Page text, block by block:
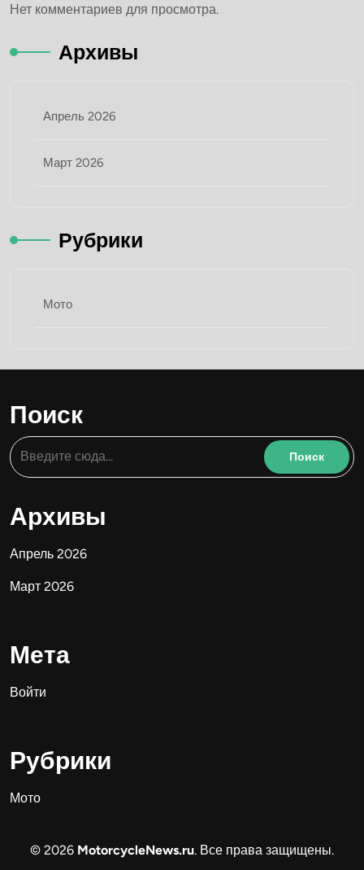
Нет комментариев для просмотра.
Архивы
Апрель 2026
Март 2026
Рубрики
Мото
Поиск
Архивы
Апрель 2026
Март 2026
Мета
Войти
Рубрики
Мото
© 2026 MotorcycleNews.ru. Все права защищены.